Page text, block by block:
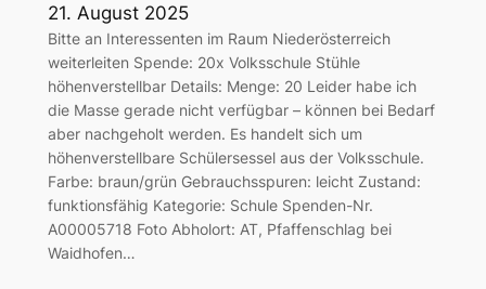
21. August 2025
Bitte an Interessenten im Raum Niederösterreich
weiterleiten Spende: 20x Volksschule Stühle
höhenverstellbar Details: Menge: 20 Leider habe ich
die Masse gerade nicht verfügbar – können bei Bedarf
aber nachgeholt werden. Es handelt sich um
höhenverstellbare Schülersessel aus der Volksschule.
Farbe: braun/grün Gebrauchsspuren: leicht Zustand:
funktionsfähig Kategorie: Schule Spenden-Nr.
A00005718 Foto Abholort: AT, Pfaffenschlag bei
Waidhofen…